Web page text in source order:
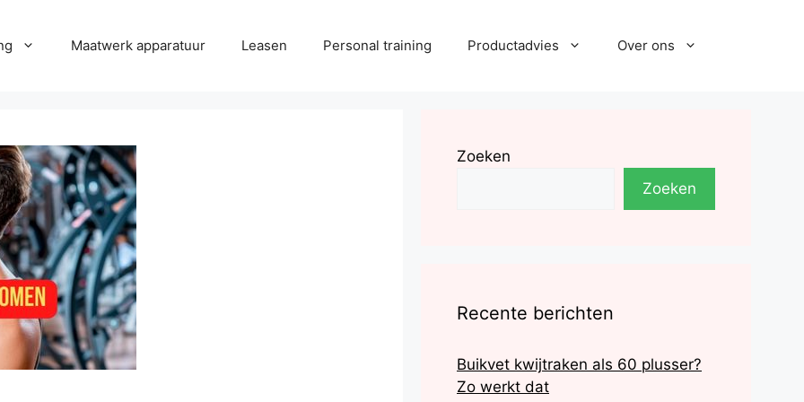
Maatwerk apparatuur Leasen Personal training Productadvies Over ons
Zoeken
Zoeken
Recente berichten
Buikvet kwijtraken als 60 plusser?
Zo werkt dat